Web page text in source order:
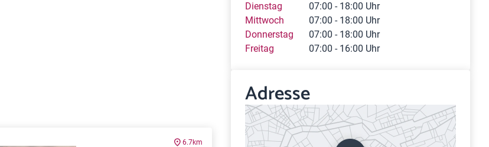
6.7km
Dienstag
07:00 - 18:00 Uhr
Mittwoch
07:00 - 18:00 Uhr
Donnerstag
07:00 - 18:00 Uhr
Freitag
07:00 - 16:00 Uhr
Adresse